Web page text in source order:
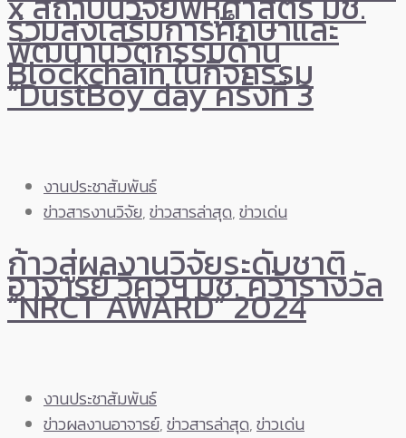
ร่วมส่งเสริมการศึกษาและ
พัฒนานวัตกรรมด้าน
Blockchain ในกิจกรรม
“DustBoy day ครั้งที่ 3
งานประชาสัมพันธ์
ข่าวสารงานวิจัย,ข่าวสารล่าสุด,ข่าวเด่น
ก้าวสู่ผลงานวิจัยระดับชาติ
อาจารย์ วิศวฯ มช. คว้ารางวัล
“NRCT AWARD” 2024
งานประชาสัมพันธ์
ข่าวผลงานอาจารย์,ข่าวสารล่าสุด,ข่าวเด่น